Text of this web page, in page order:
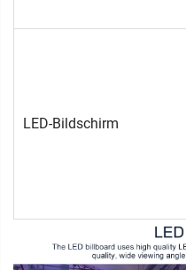
LED-Bildschirm